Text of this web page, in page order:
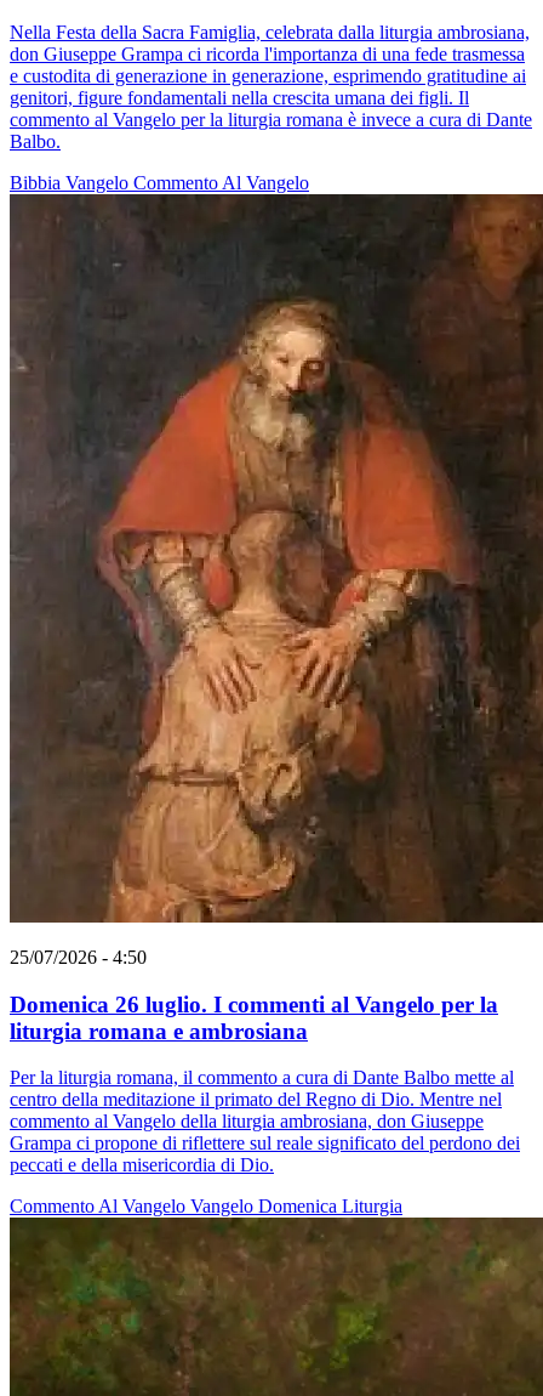
Nella Festa della Sacra Famiglia, celebrata dalla liturgia ambrosiana,
don Giuseppe Grampa ci ricorda l'importanza di una fede trasmessa
e custodita di generazione in generazione, esprimendo gratitudine ai
genitori, figure fondamentali nella crescita umana dei figli. Il
commento al Vangelo per la liturgia romana è invece a cura di Dante
Balbo.
Bibbia Vangelo Commento Al Vangelo
25/07/2026 - 4:50
Domenica 26 luglio. I commenti al Vangelo per la
liturgia romana e ambrosiana
Per la liturgia romana, il commento a cura di Dante Balbo mette al
centro della meditazione il primato del Regno di Dio. Mentre nel
commento al Vangelo della liturgia ambrosiana, don Giuseppe
Grampa ci propone di riflettere sul reale significato del perdono dei
peccati e della misericordia di Dio.
Commento Al Vangelo Vangelo Domenica Liturgia